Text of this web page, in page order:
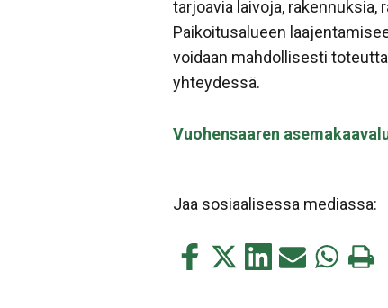
tarjoavia laivoja, rakennuksia,
Paikoitusalueen
voidaan mahdollisesti
yhteydessä.
Vuohensaaren
Jaa sosiaalisessa mediassa:
Jaa
Jaa
Jaa Jaa Jaa